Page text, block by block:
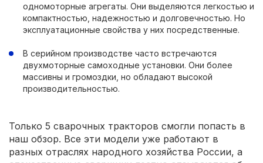
одномоторные агрегаты. Они выделяются легкостью и
компактностью, надежностью и долговечностью. Но
эксплуатационные свойства у них посредственные.
В серийном производстве часто встречаются
двухмоторные самоходные установки. Они более
массивны и громоздки, но обладают высокой
производительностью.
Только 5 сварочных тракторов смогли попасть в
наш обзор. Все эти модели уже работают в
разных отраслях народного хозяйства России, а